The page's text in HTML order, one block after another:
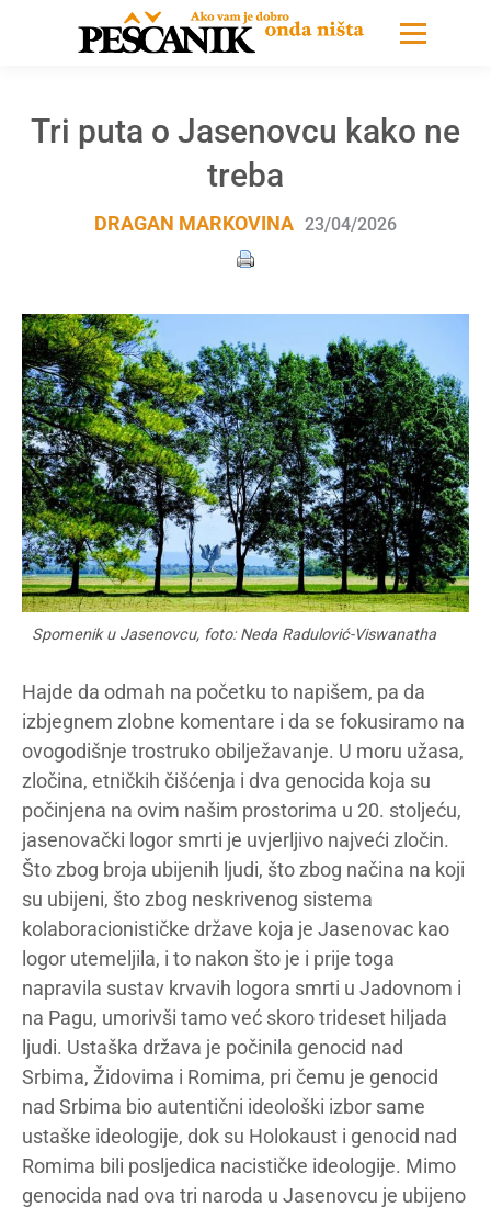
Tri puta o Jasenovcu kako ne
treba
DRAGAN MARKOVINA 23/04/2026
Spomenik u Jasenovcu, foto: Neda Radulović-Viswanatha
Hajde da odmah na početku to napišem, pa da
izbjegnem zlobne komentare i da se fokusiramo na
ovogodišnje trostruko obilježavanje. U moru užasa,
zločina, etničkih čišćenja i dva genocida koja su
počinjena na ovim našim prostorima u 20. stoljeću,
jasenovački logor smrti je uvjerljivo najveći zločin.
Što zbog broja ubijenih ljudi, što zbog načina na koji
su ubijeni, što zbog neskrivenog sistema
kolaboracionističke države koja je Jasenovac kao
logor utemeljila, i to nakon što je i prije toga
napravila sustav krvavih logora smrti u Jadovnom i
na Pagu, umorivši tamo već skoro trideset hiljada
ljudi. Ustaška država je počinila genocid nad
Srbima, Židovima i Romima, pri čemu je genocid
nad Srbima bio autentični ideološki izbor same
ustaške ideologije, dok su Holokaust i genocid nad
Romima bili posljedica nacističke ideologije. Mimo
genocida nad ova tri naroda u Jasenovcu je ubijeno